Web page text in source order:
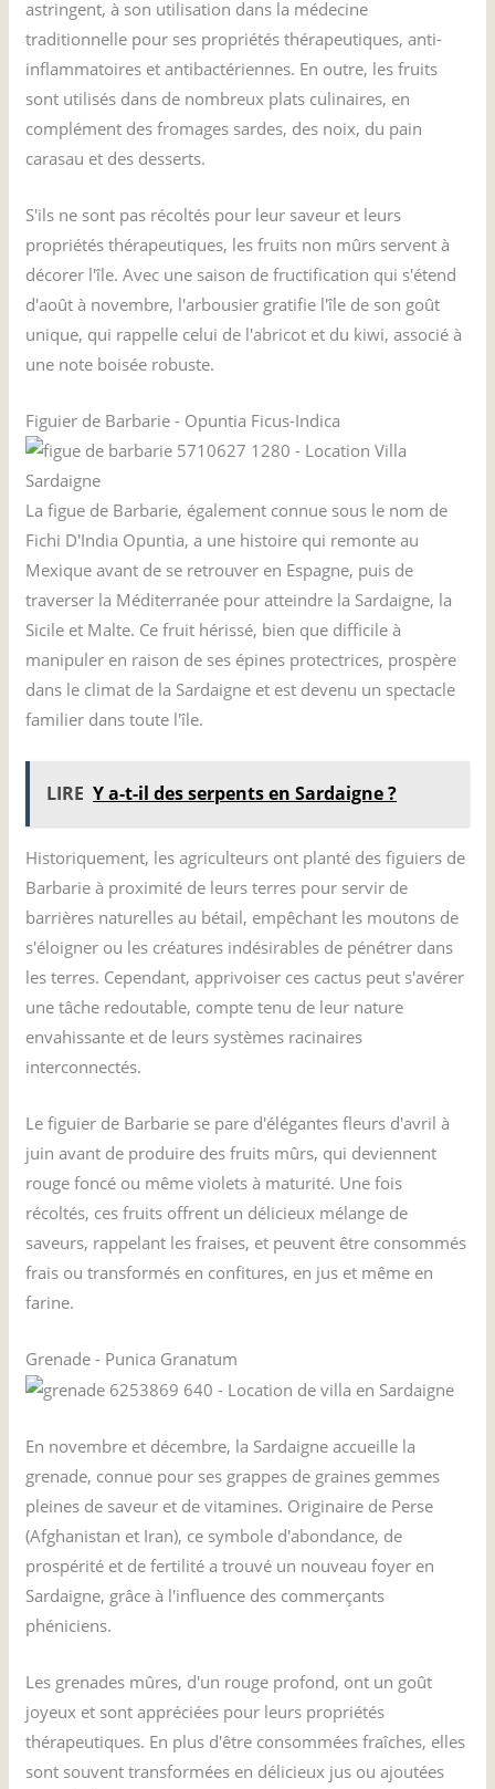
astringent, à son utilisation dans la médecine
traditionnelle pour ses propriétés thérapeutiques, anti-
inflammatoires et antibactériennes. En outre, les fruits
sont utilisés dans de nombreux plats culinaires, en
complément des fromages sardes, des noix, du pain
carasau et des desserts.
S'ils ne sont pas récoltés pour leur saveur et leurs
propriétés thérapeutiques, les fruits non mûrs servent à
décorer l'île. Avec une saison de fructification qui s'étend
d'août à novembre, l'arbousier gratifie l'île de son goût
unique, qui rappelle celui de l'abricot et du kiwi, associé à
une note boisée robuste.
Figuier de Barbarie - Opuntia Ficus-Indica
La figue de Barbarie, également connue sous le nom de
Fichi D'India Opuntia, a une histoire qui remonte au
Mexique avant de se retrouver en Espagne, puis de
traverser la Méditerranée pour atteindre la Sardaigne, la
Sicile et Malte. Ce fruit hérissé, bien que difficile à
manipuler en raison de ses épines protectrices, prospère
dans le climat de la Sardaigne et est devenu un spectacle
familier dans toute l'île.
LIRE Y a-t-il des serpents en Sardaigne ?
Historiquement, les agriculteurs ont planté des figuiers de
Barbarie à proximité de leurs terres pour servir de
barrières naturelles au bétail, empêchant les moutons de
s'éloigner ou les créatures indésirables de pénétrer dans
les terres. Cependant, apprivoiser ces cactus peut s'avérer
une tâche redoutable, compte tenu de leur nature
envahissante et de leurs systèmes racinaires
interconnectés.
Le figuier de Barbarie se pare d'élégantes fleurs d'avril à
juin avant de produire des fruits mûrs, qui deviennent
rouge foncé ou même violets à maturité. Une fois
récoltés, ces fruits offrent un délicieux mélange de
saveurs, rappelant les fraises, et peuvent être consommés
frais ou transformés en confitures, en jus et même en
farine.
Grenade - Punica Granatum
En novembre et décembre, la Sardaigne accueille la
grenade, connue pour ses grappes de graines gemmes
pleines de saveur et de vitamines. Originaire de Perse
(Afghanistan et Iran), ce symbole d'abondance, de
prospérité et de fertilité a trouvé un nouveau foyer en
Sardaigne, grâce à l'influence des commerçants
phéniciens.
Les grenades mûres, d'un rouge profond, ont un goût
joyeux et sont appréciées pour leurs propriétés
thérapeutiques. En plus d'être consommées fraîches, elles
sont souvent transformées en délicieux jus ou ajoutées